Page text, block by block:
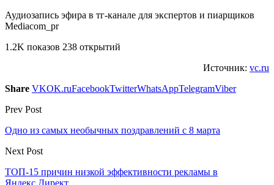
Аудиозапись эфира в тг-канале для экспертов и пиарщиков
Mediacom_pr
1.2K показов 238 открытий
Источник: vc.ru
Share VKOK.ruFacebookTwitterWhatsAppTelegramViber
Prev Post
Одно из самых необычных поздравлений с 8 марта
Next Post
ТОП-15 причин низкой эффективности рекламы в
Яндекс.Директ